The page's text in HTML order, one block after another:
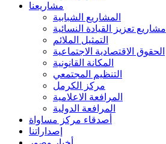
مشاريعنا
المشاريع الشبابية
مشاريع تعزيز القيادة النسائية
التمثيل الملائم
الحقوق الاقتصادية الاجتماعية
المكانة القانونية
التنظيم المجتمعي
مركز الكرمل
المرافعة الاعلامية
المرافعة الدولية
أصدقاء مركز مساواة
إصداراتنا